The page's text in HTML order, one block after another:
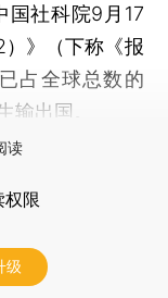
国社科院9月17
》（下称《报
占全球总数的
输出国。
读
权限
级